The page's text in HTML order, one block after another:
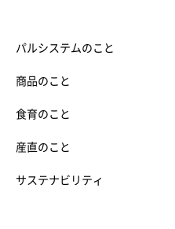
パルシステムのこと
商品のこと
食育のこと
産直のこと
サステナビリティ